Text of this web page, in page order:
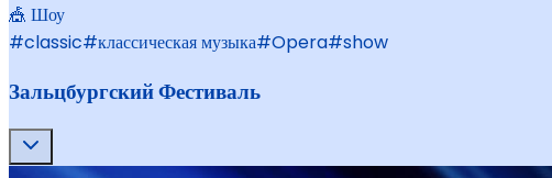
🎪 Шоу
#classic#классическая музыка#Opera#show
Зальцбургский Фестиваль